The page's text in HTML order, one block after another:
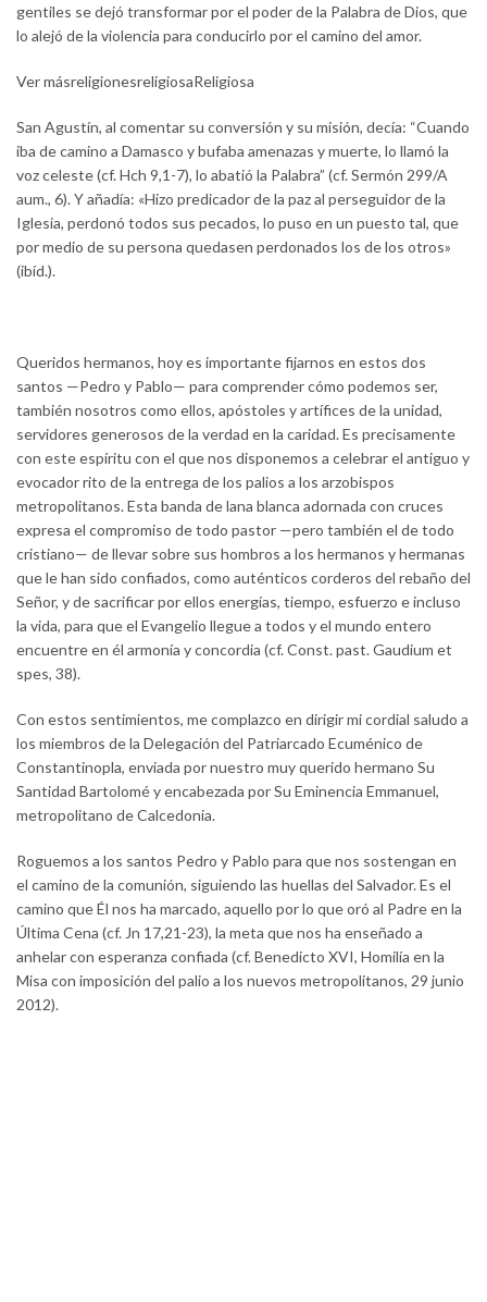
gentiles se dejó transformar por el poder de la Palabra de Dios, que
lo alejó de la violencia para conducirlo por el camino del amor.
Ver másreligionesreligiosaReligiosa
San Agustín, al comentar su conversión y su misión, decía: “Cuando
iba de camino a Damasco y bufaba amenazas y muerte, lo llamó la
voz celeste (cf. Hch 9,1-7), lo abatió la Palabra” (cf. Sermón 299/A
aum., 6). Y añadía: «Hizo predicador de la paz al perseguidor de la
Iglesia, perdonó todos sus pecados, lo puso en un puesto tal, que
por medio de su persona quedasen perdonados los de los otros»
(ibíd.).
Queridos hermanos, hoy es importante fijarnos en estos dos
santos —Pedro y Pablo— para comprender cómo podemos ser,
también nosotros como ellos, apóstoles y artífices de la unidad,
servidores generosos de la verdad en la caridad. Es precisamente
con este espíritu con el que nos disponemos a celebrar el antiguo y
evocador rito de la entrega de los palios a los arzobispos
metropolitanos. Esta banda de lana blanca adornada con cruces
expresa el compromiso de todo pastor —pero también el de todo
cristiano— de llevar sobre sus hombros a los hermanos y hermanas
que le han sido confiados, como auténticos corderos del rebaño del
Señor, y de sacrificar por ellos energías, tiempo, esfuerzo e incluso
la vida, para que el Evangelio llegue a todos y el mundo entero
encuentre en él armonía y concordia (cf. Const. past. Gaudium et
spes, 38).
Con estos sentimientos, me complazco en dirigir mi cordial saludo a
los miembros de la Delegación del Patriarcado Ecuménico de
Constantinopla, enviada por nuestro muy querido hermano Su
Santidad Bartolomé y encabezada por Su Eminencia Emmanuel,
metropolitano de Calcedonia.
Roguemos a los santos Pedro y Pablo para que nos sostengan en
el camino de la comunión, siguiendo las huellas del Salvador. Es el
camino que Él nos ha marcado, aquello por lo que oró al Padre en la
Última Cena (cf. Jn 17,21-23), la meta que nos ha enseñado a
anhelar con esperanza confiada (cf. Benedicto XVI, Homilía en la
Misa con imposición del palio a los nuevos metropolitanos, 29 junio
2012).